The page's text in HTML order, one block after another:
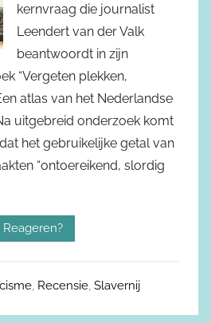
kernvraag die journalist
Leendert van der Valk
beantwoordt in zijn
“Vergeten plekken,
atlas van het Nederlandse
uitgebreid onderzoek komt
het gebruikelijke getal van
“ontoereikend, slordig
Reageren?
, Recensie, Slavernij